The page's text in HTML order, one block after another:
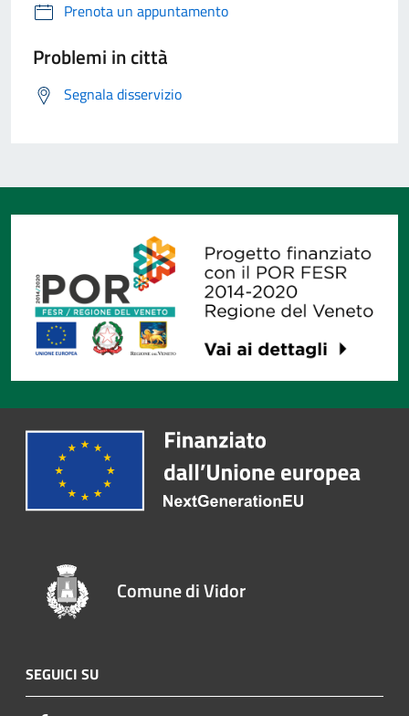
Prenota un appuntamento
Problemi in città
Segnala disservizio
Comune di Vidor
SEGUICI SU